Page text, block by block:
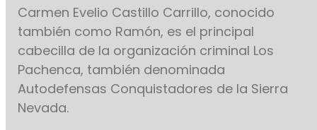
Carmen Evelio Castillo Carrillo, conocido
también como Ramón, es el principal
cabecilla de la organización criminal Los
Pachenca, también denominada
Autodefensas Conquistadores de la Sierra
Nevada.